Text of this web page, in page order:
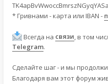
* Гривнами - карта или IBAN -
Всегда на связи , в том
Telegram.
Сделайте шаг - и мы
Благодаря вам этот форум